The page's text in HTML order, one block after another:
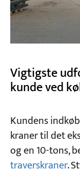
Vigtigste
kunde ved
Kundens
kraner til det
og en 10-tons,